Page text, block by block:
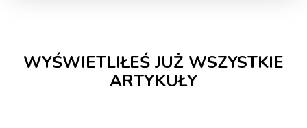
WYŚWIETLIŁEŚ JUŻ WSZYSTKIE
ARTYKUŁY